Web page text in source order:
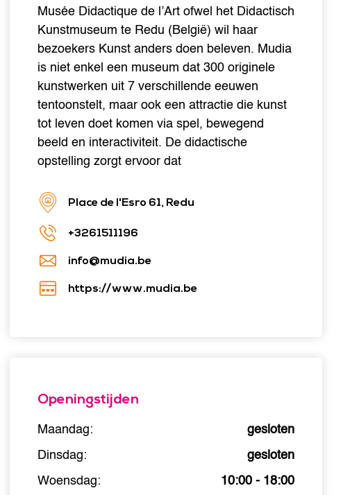
Musée Didactique de l’Art ofwel het Didactisch
Kunstmuseum te Redu (België) wil haar
bezoekers Kunst anders doen beleven. Mudia
is niet enkel een museum dat 300 originele
kunstwerken uit 7 verschillende eeuwen
tentoonstelt, maar ook een attractie die kunst
tot leven doet komen via spel, bewegend
beeld en interactiviteit. De didactische
opstelling zorgt ervoor dat
Place de l'Esro 61, Redu
+3261511196
info@mudia.be
https://www.mudia.be
Openingstijden
Maandag:
gesloten
Dinsdag:
gesloten
Woensdag:
10:00 - 18:00